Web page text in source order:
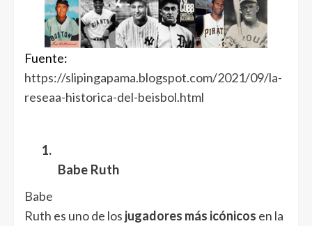
Fuente:
https://slipingapama.blogspot.com/2021/09/la-
reseaa-historica-del-beisbol.html
1.
Babe Ruth
Babe
Ruth es uno de los jugadores más icónicos en la